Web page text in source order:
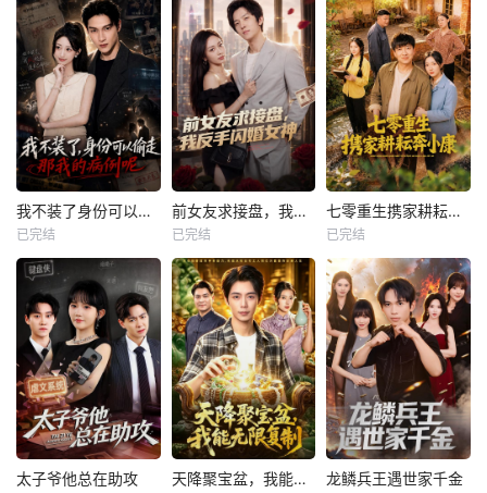
我不装了身份可以偷走那我的病例呢
已完结
前女友求接盘，我反手闪婚女神
已完结
七零重生携家耕耘奔小康
已完结
太子爷他总在助攻 天降聚宝盆，我能无限复制 龙鳞兵王遇世家千金